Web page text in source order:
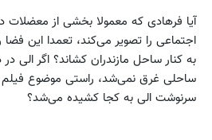
آیا فرهادی که معمولا بخشی از معضلات
اجتماعی را تصویر می‌کند، تعمدا این فضا
به کنار ساحل مازندران کشاند؟ اگر الی
ساحلی غرق نمی‌شد، راستی موضوع
سرنوشت الی به کجا کشیده می‌شد؟